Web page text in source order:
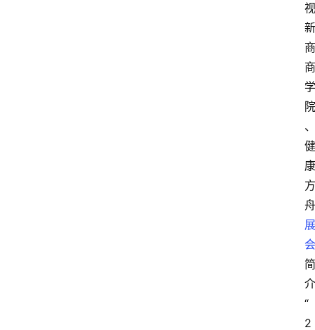
视
新
商
商
学
院
、
健
康
方
舟
展
会
简
介
“
2